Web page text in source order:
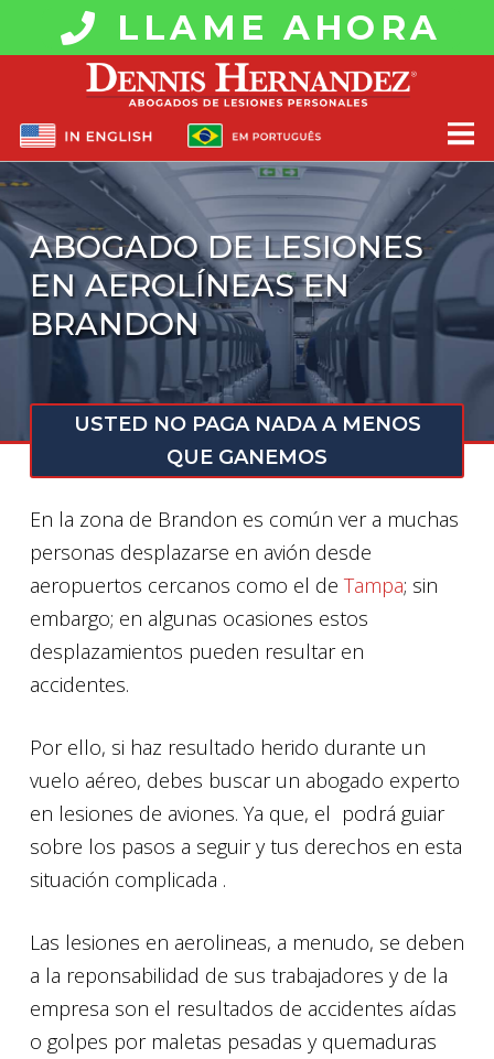
LLAME AHORA
ABOGADO DE LESIONES
EN AEROLÍNEAS EN
BRANDON
USTED NO PAGA NADA A MENOS
QUE GANEMOS
En la zona de Brandon es común ver a muchas
personas desplazarse en avión desde
aeropuertos cercanos como el de Tampa; sin
embargo​; en algunas ocasiones​​ estos
desplazamientos pueden resultar en
accidentes.
Por ello, si haz resultado herido durante un
vuelo aéreo, debes buscar un abogado experto
en lesiones de aviones. Ya que, el podrá guiar
sobre los pasos a seguir y tus derechos en esta
situación complicada .
Las lesiones en aerolineas, a menudo, se deben
a la reponsabilidad de sus trabajadores y de la
empresa son el resultados de accidentes aídas
o golpes por maletas pesadas y quemaduras